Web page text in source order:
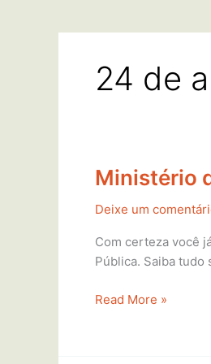
24 de
Ministério
Deixe um
Com certeza você
Pública. Saiba tudo
Ministério
Justiça
Segurança
Pública:
que
Read More »